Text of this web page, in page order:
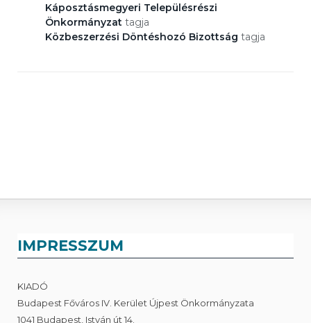
Káposztásmegyeri Településrészi
Önkormányzat tagja
Közbeszerzési Döntéshozó Bizottság tagja
IMPRESSZUM
KIADÓ
Budapest Főváros IV. Kerület Újpest Önkormányzata
1041 Budapest, István út 14.